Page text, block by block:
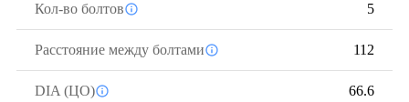
Кол-во болтов 5
Расстояние между болтами 112
DIA (ЦО) 66.6